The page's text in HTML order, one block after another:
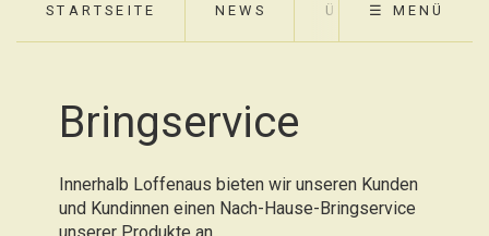
STARTSEITE NEWS ÜBER UNS
☰ MENÜ
Bringservice
Innerhalb Loffenaus bieten wir unseren Kunden
und Kundinnen einen Nach-Hause-Bringservice